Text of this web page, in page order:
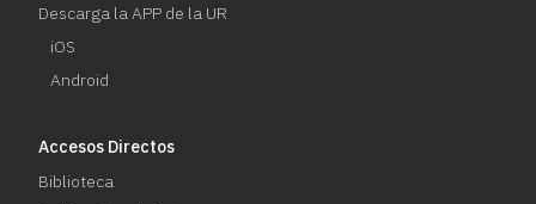
Descarga la APP de la UR
iOS
Android
Accesos Directos
Biblioteca